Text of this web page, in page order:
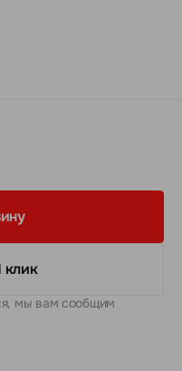
клик
мы вам сообщим